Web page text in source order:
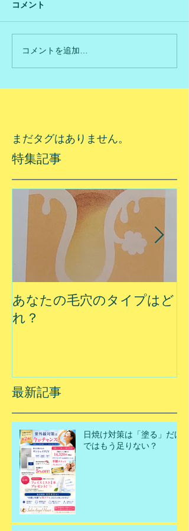
コメント
コメントを追加…
まだタグはありません。
特集記事
あなたの毛穴のタイプはど
れ？
最新記事
日焼け対策は「塗る」だけ
ではもう足りない？